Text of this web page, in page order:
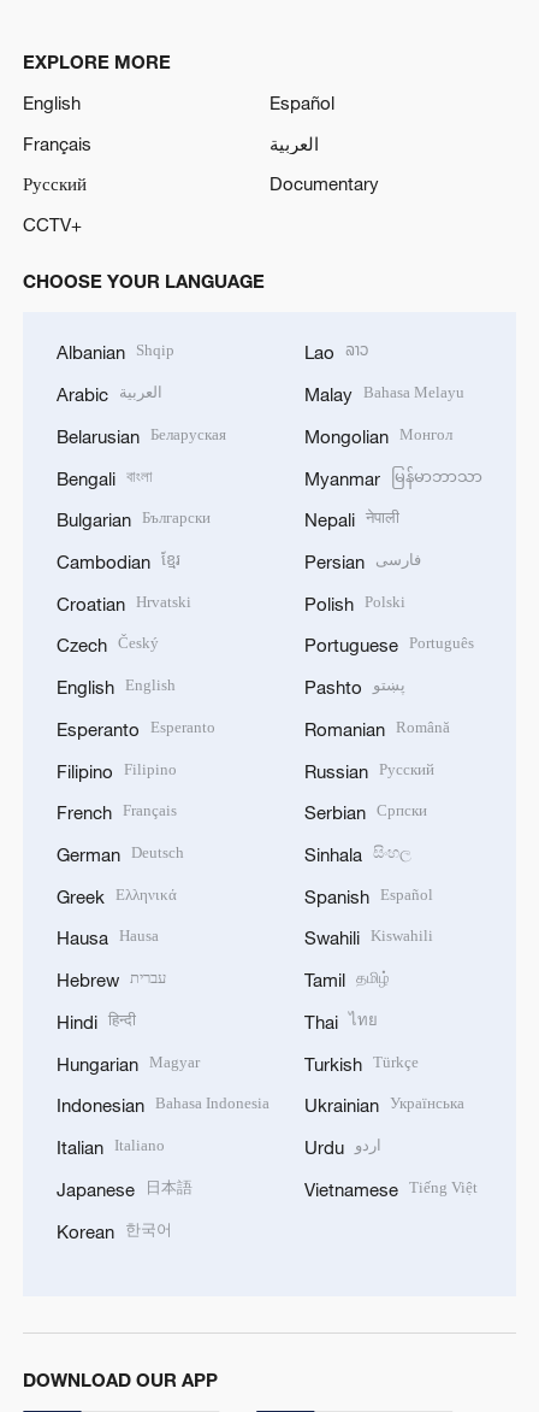
EXPLORE MORE
English
Español
Français
العربية
Русский
Documentary
CCTV+
CHOOSE YOUR LANGUAGE
Albanian Shqip
Arabic العربية
Belarusian Беларуская
Bengali বাংলা
Bulgarian Български
Cambodian ខ្មែរ
Croatian Hrvatski
Czech Český
English English
Esperanto Esperanto
Filipino Filipino
French Français
German Deutsch
Greek Ελληνικά
Hausa Hausa
Hebrew עברית
Hindi हिन्दी
Hungarian Magyar
Indonesian Bahasa Indonesia
Italian Italiano
Japanese 日本語
Korean 한국어
Lao ລາວ
Malay Bahasa Melayu
Mongolian Монгол
Myanmar မြန်မာဘာသာ
Nepali नेपाली
Persian فارسی
Polish Polski
Portuguese Português
Pashto پښتو
Romanian Română
Russian Русский
Serbian Српски
Sinhala සිංහල
Spanish Español
Swahili Kiswahili
Tamil தமிழ்
Thai ไทย
Turkish Türkçe
Ukrainian Українська
Urdu اردو
Vietnamese Tiếng Việt
DOWNLOAD OUR APP